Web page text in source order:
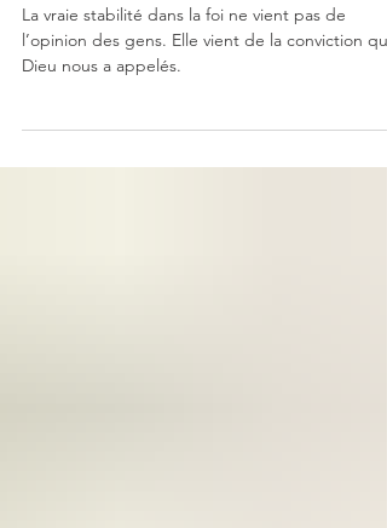
Galates : l'Évangile sans
compromis
l’opinion des gens. Elle vient de la conviction que